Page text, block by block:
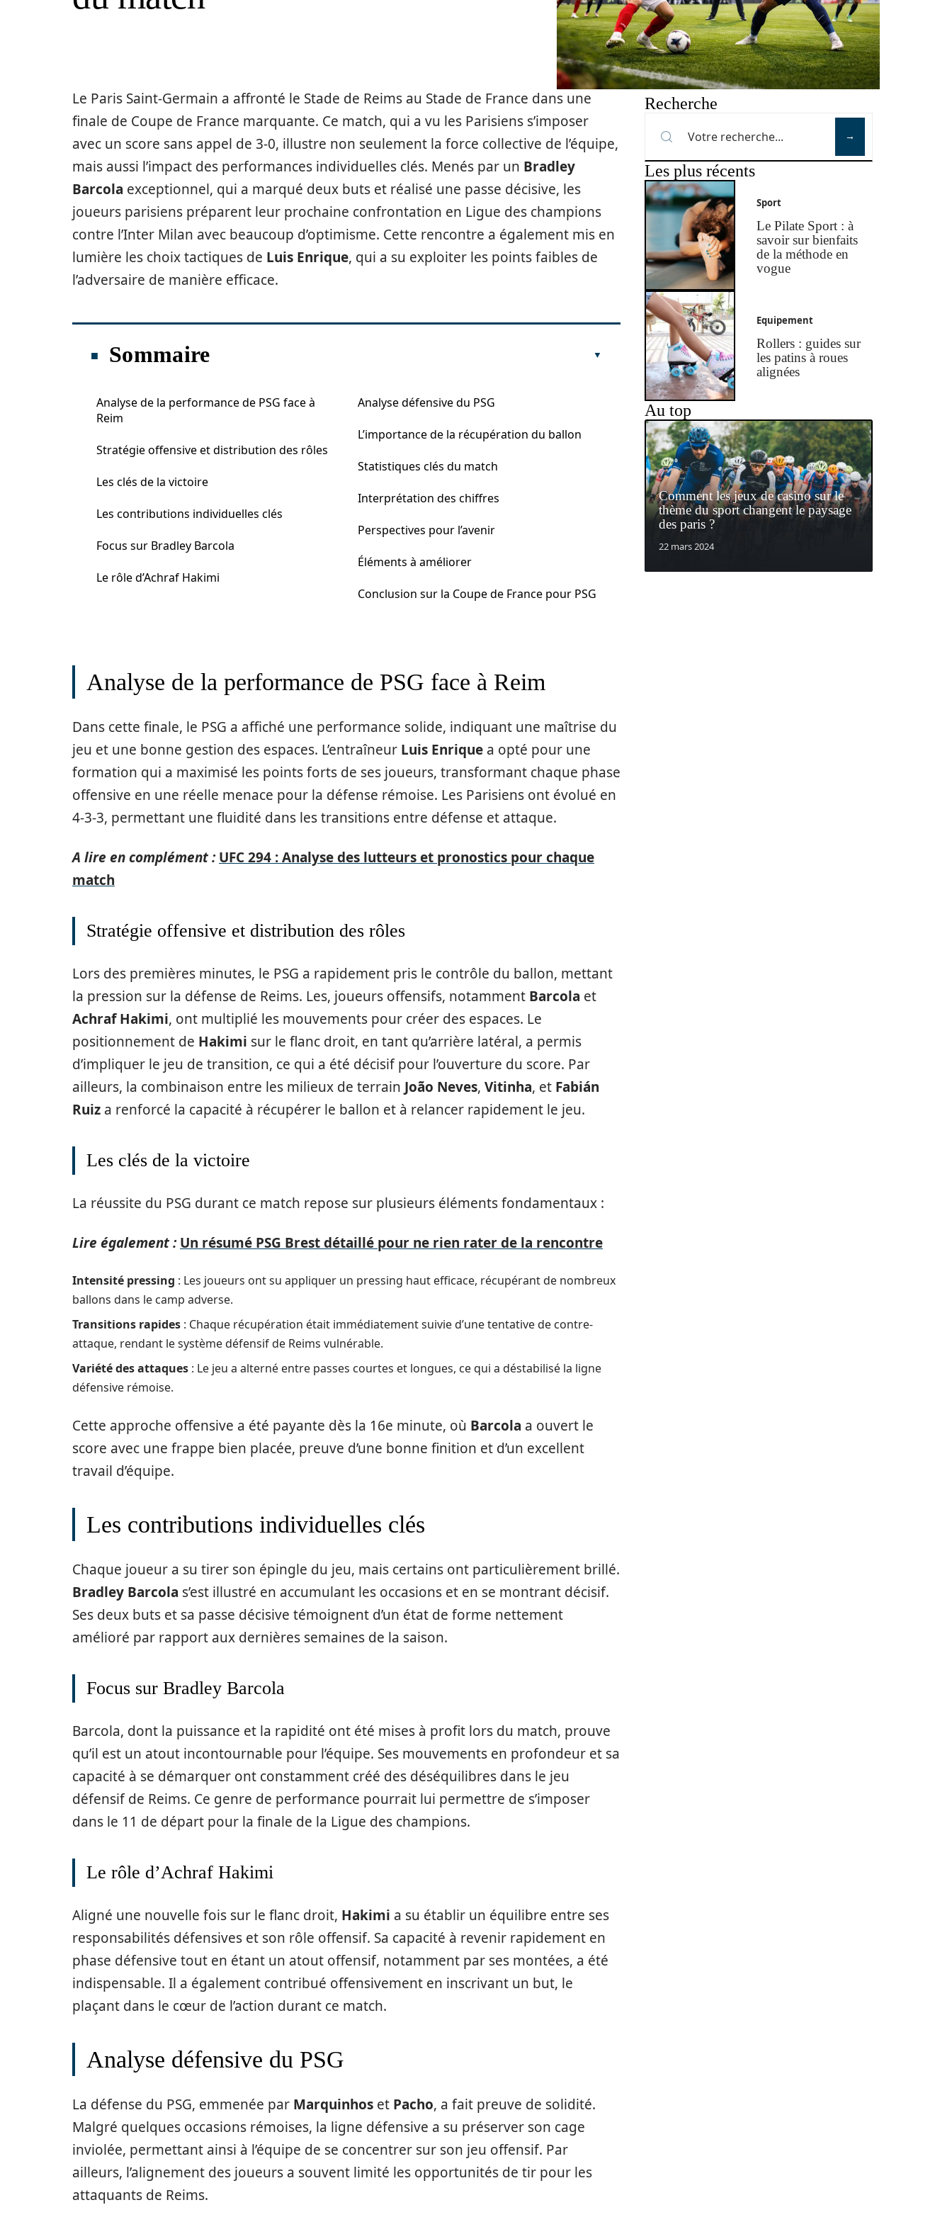
Le Paris Saint-Germain a affronté le Stade de Reims au Stade de France dans une
finale de Coupe de France marquante. Ce match, qui a vu les Parisiens s’imposer
avec un score sans appel de 3-0, illustre non seulement la force collective de l’équipe,
mais aussi l’impact des performances individuelles clés. Menés par un Bradley
Barcola exceptionnel, qui a marqué deux buts et réalisé une passe décisive, les
joueurs parisiens préparent leur prochaine confrontation en Ligue des champions
contre l’Inter Milan avec beaucoup d’optimisme. Cette rencontre a également mis en
lumière les choix tactiques de Luis Enrique, qui a su exploiter les points faibles de
l’adversaire de manière efficace.
Sommaire
Analyse de la performance de PSG face à
Reim
Stratégie offensive et distribution des rôles
Les clés de la victoire
Les contributions individuelles clés
Focus sur Bradley Barcola
Le rôle d’Achraf Hakimi
Analyse défensive du PSG
L’importance de la récupération du ballon
Statistiques clés du match
Interprétation des chiffres
Perspectives pour l’avenir
Éléments à améliorer
Conclusion sur la Coupe de France pour PSG
Analyse de la performance de PSG face à Reim
Dans cette finale, le PSG a affiché une performance solide, indiquant une maîtrise du
jeu et une bonne gestion des espaces. L’entraîneur Luis Enrique a opté pour une
formation qui a maximisé les points forts de ses joueurs, transformant chaque phase
offensive en une réelle menace pour la défense rémoise. Les Parisiens ont évolué en
4-3-3, permettant une fluidité dans les transitions entre défense et attaque.
A lire en complément : UFC 294 : Analyse des lutteurs et pronostics pour chaque
match
Stratégie offensive et distribution des rôles
Lors des premières minutes, le PSG a rapidement pris le contrôle du ballon, mettant
la pression sur la défense de Reims. Les, joueurs offensifs, notamment Barcola et
Achraf Hakimi, ont multiplié les mouvements pour créer des espaces. Le
positionnement de Hakimi sur le flanc droit, en tant qu’arrière latéral, a permis
d’impliquer le jeu de transition, ce qui a été décisif pour l’ouverture du score. Par
ailleurs, la combinaison entre les milieux de terrain João Neves, Vitinha, et Fabián
Ruiz a renforcé la capacité à récupérer le ballon et à relancer rapidement le jeu.
Les clés de la victoire
La réussite du PSG durant ce match repose sur plusieurs éléments fondamentaux :
Lire également : Un résumé PSG Brest détaillé pour ne rien rater de la rencontre
Intensité pressing : Les joueurs ont su appliquer un pressing haut efficace, récupérant de nombreux
ballons dans le camp adverse.
Transitions rapides : Chaque récupération était immédiatement suivie d’une tentative de contre-
attaque, rendant le système défensif de Reims vulnérable.
Variété des attaques : Le jeu a alterné entre passes courtes et longues, ce qui a déstabilisé la ligne
défensive rémoise.
Cette approche offensive a été payante dès la 16e minute, où Barcola a ouvert le
score avec une frappe bien placée, preuve d’une bonne finition et d’un excellent
travail d’équipe.
Les contributions individuelles clés
Chaque joueur a su tirer son épingle du jeu, mais certains ont particulièrement brillé.
Bradley Barcola s’est illustré en accumulant les occasions et en se montrant décisif.
Ses deux buts et sa passe décisive témoignent d’un état de forme nettement
amélioré par rapport aux dernières semaines de la saison.
Focus sur Bradley Barcola
Barcola, dont la puissance et la rapidité ont été mises à profit lors du match, prouve
qu’il est un atout incontournable pour l’équipe. Ses mouvements en profondeur et sa
capacité à se démarquer ont constamment créé des déséquilibres dans le jeu
défensif de Reims. Ce genre de performance pourrait lui permettre de s’imposer
dans le 11 de départ pour la finale de la Ligue des champions.
Le rôle d’Achraf Hakimi
Aligné une nouvelle fois sur le flanc droit, Hakimi a su établir un équilibre entre ses
responsabilités défensives et son rôle offensif. Sa capacité à revenir rapidement en
phase défensive tout en étant un atout offensif, notamment par ses montées, a été
indispensable. Il a également contribué offensivement en inscrivant un but, le
plaçant dans le cœur de l’action durant ce match.
Analyse défensive du PSG
La défense du PSG, emmenée par Marquinhos et Pacho, a fait preuve de solidité.
Malgré quelques occasions rémoises, la ligne défensive a su préserver son cage
inviolée, permettant ainsi à l’équipe de se concentrer sur son jeu offensif. Par
ailleurs, l’alignement des joueurs a souvent limité les opportunités de tir pour les
attaquants de Reims.
Recherche
Les plus récents
Sport
Le Pilate Sport : à
savoir sur bienfaits
de la méthode en
vogue
Equipement
Rollers : guides sur
les patins à roues
alignées
Au top
Comment les jeux de casino sur le
thème du sport changent le paysage
des paris ?
22 mars 2024